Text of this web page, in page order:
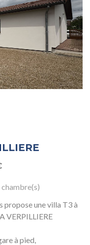
chambre(s)
propose une villa T3 à
VERPILLIERE
à pied,